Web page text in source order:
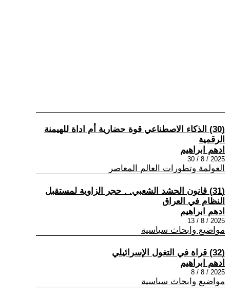
(30) الذكاء الاصطناعي قوة حضارية أم اداة للهيمنة
الرقمية
ادهم ابراهيم
2025 / 8 / 30
العولمة وتطورات العالم المعاصر
(31) قانون الحشد الشعبي. . حجر الزاوية لمستقبل
النظام في العراق
ادهم ابراهيم
2025 / 8 / 13
مواضيع وابحاث سياسية
(32) قراة في التغول الإسرائيلي
ادهم ابراهيم
2025 / 8 / 8
مواضيع وابحاث سياسية